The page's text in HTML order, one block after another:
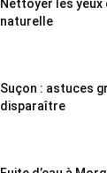
Nettoyer les yeux
naturelle
Suçon : astuces
disparaître